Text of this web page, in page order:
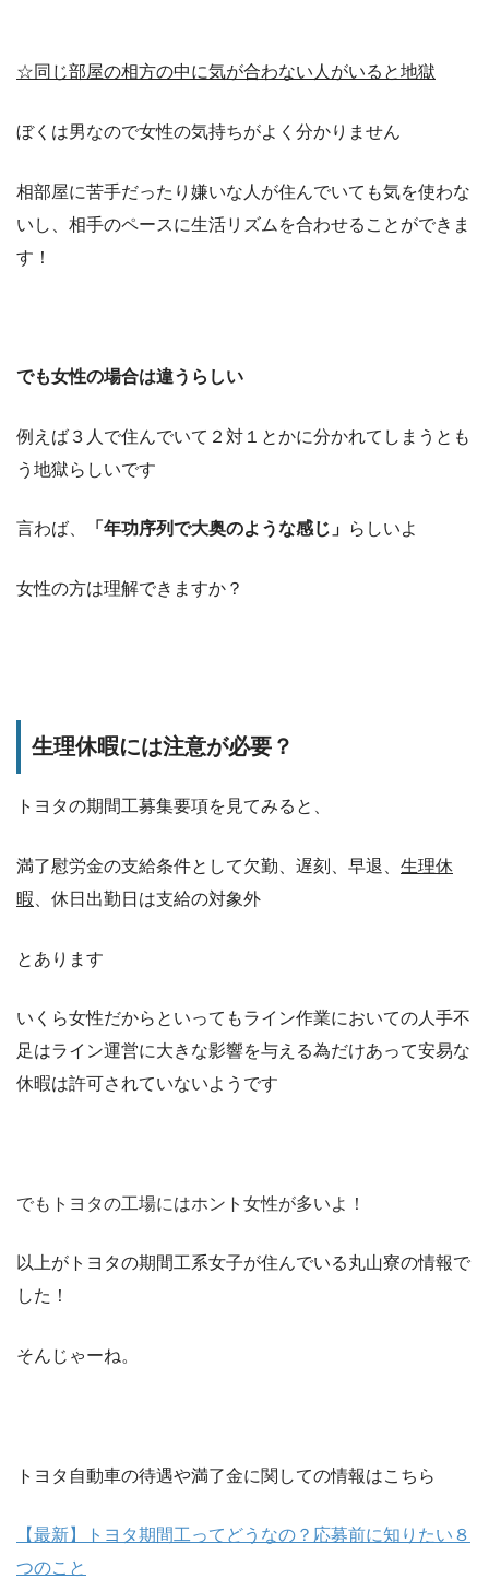
☆同じ部屋の相方の中に気が合わない人がいると地獄
ぼくは男なので女性の気持ちがよく分かりません
相部屋に苦手だったり嫌いな人が住んでいても気を使わな
いし、相手のペースに生活リズムを合わせることができま
す！
でも女性の場合は違うらしい
例えば３人で住んでいて２対１とかに分かれてしまうとも
う地獄らしいです
言わば、 「年功序列で大奥のような感じ」 らしいよ
女性の方は理解できますか？
生理休暇には注意が必要？
トヨタの期間工募集要項を見てみると、
満了慰労金の支給条件として欠勤、遅刻、早退、 生理休
暇 、休日出勤日は支給の対象外
とあります
いくら女性だからといってもライン作業においての人手不
足はライン運営に大きな影響を与える為だけあって安易な
休暇は許可されていないようです
でもトヨタの工場にはホント女性が多いよ！
以上がトヨタの期間工系女子が住んでいる丸山寮の情報で
した！
そんじゃーね。
トヨタ自動車の待遇や満了金に関しての情報はこちら
【最新】トヨタ期間工ってどうなの？応募前に知りたい８
つのこと